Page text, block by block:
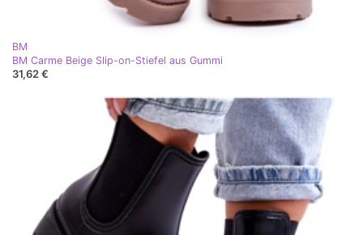
BM
BM Carme Beige Slip-on-Stiefel aus Gummi
31,62 €